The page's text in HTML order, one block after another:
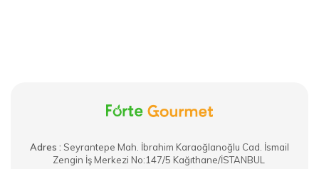
Adres : ​Seyrantepe Mah. İbrahim Karaoğlanoğlu Cad. İsmail
Zengin İş Merkezi No:147/5 Kağıthane/İSTANBUL